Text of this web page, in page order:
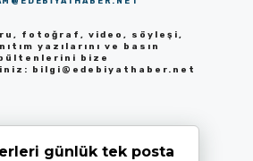
fotoğraf, video, söyleşi,
yazılarını ve basın
bize
bilgi@edebiyathaber.net
günlük tek posta